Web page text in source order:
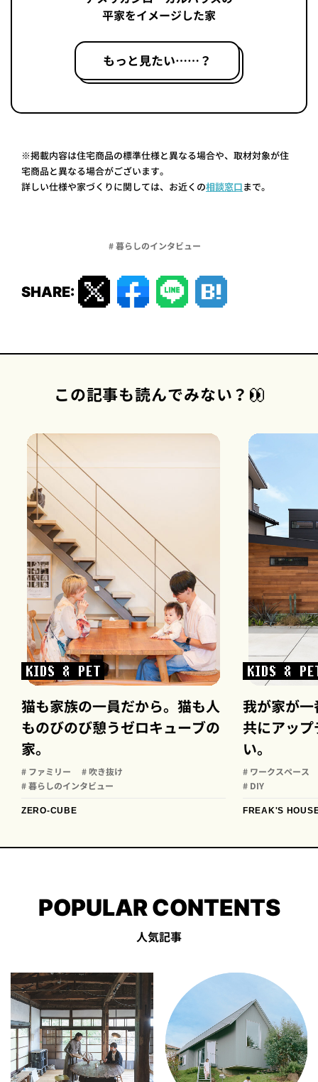
平家をイメージした家
もっと見たい……？
※掲載内容は住宅商品の標準仕様と異なる場合や、取材対象が住
宅商品と異なる場合がございます。
詳しい仕様や家づくりに関しては、お近くの相談窓口まで。
# 暮らしのインタビュー
SHARE:
この記事も読んでみない？
KIDS & PET
猫も家族の一員だから。猫も人
ものびのび憩うゼロキューブの
家。
# ファミリー
# 吹き抜け
# 暮らしのインタビュー
ZERO-CUBE
KIDS &
我が家が
共にアッ
い。
# ワークスペース
# DIY
FREAK'S
POPULAR CONTENTS
人気記事